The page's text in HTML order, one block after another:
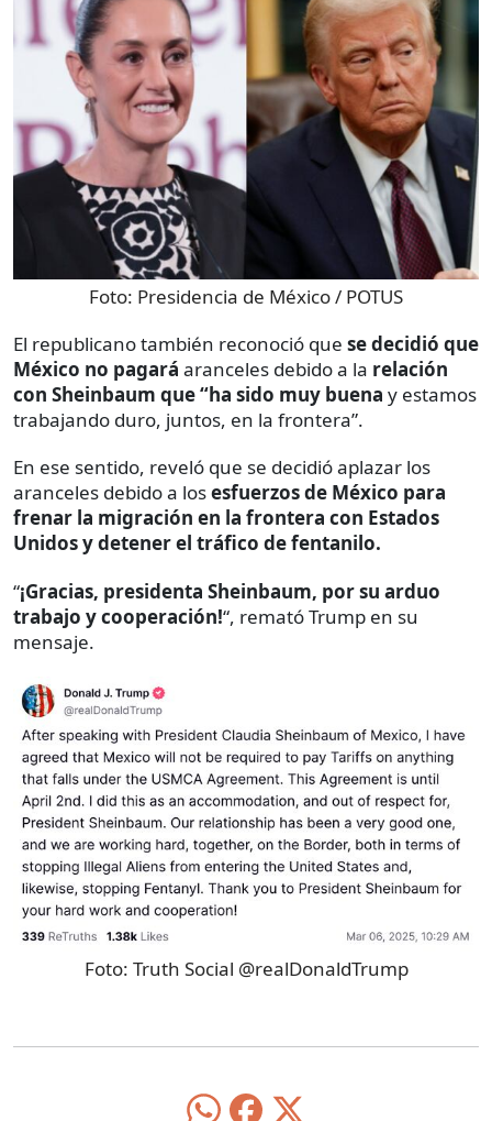
Foto: Presidencia de México / POTUS
El republicano también reconoció que se decidió que
México no pagará aranceles debido a la relación
con Sheinbaum que “ha sido muy buena y estamos
trabajando duro, juntos, en la frontera”.
En ese sentido, reveló que se decidió aplazar los
aranceles debido a losesfuerzos de México para
frenar la migración en la frontera con Estados
Unidos y detener el tráfico de fentanilo.
“¡Gracias, presidenta Sheinbaum, por su arduo
trabajo y cooperación!“, remató Trump en su
mensaje.
Foto: Truth Social @realDonaldTrump